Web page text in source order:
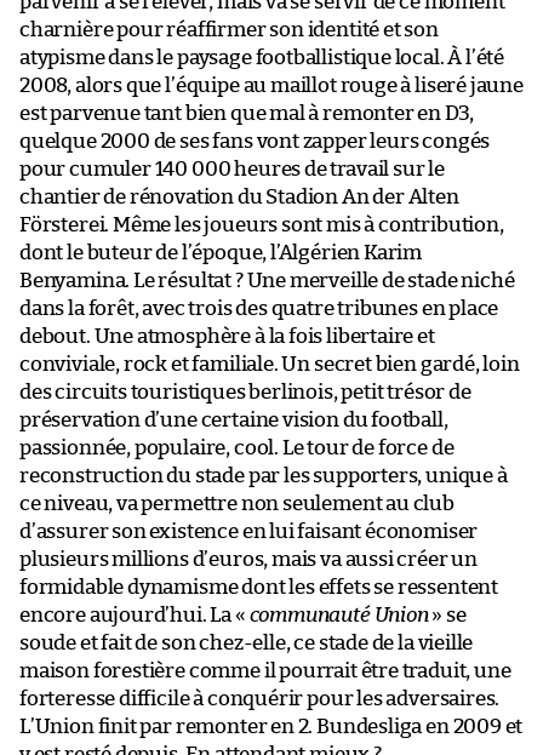
charnière pour réaffirmer son identité et son
atypisme dans le paysage footballistique local. À l’été
2008, alors que l’équipe au maillot rouge à liseré jaune
est parvenue tant bien que mal à remonter en D3,
quelque 2000 de ses fans vont zapper leurs congés
pour cumuler 140 000 heures de travail sur le
chantier de rénovation du Stadion An der Alten
Försterei. Même les joueurs sont mis à contribution,
dont le buteur de l’époque, l’Algérien Karim
Benyamina. Le résultat ? Une merveille de stade niché
dans la forêt, avec trois des quatre tribunes en place
debout. Une atmosphère à la fois libertaire et
conviviale, rock et familiale. Un secret bien gardé, loin
des circuits touristiques berlinois, petit trésor de
préservation d’une certaine vision du football,
passionnée, populaire, cool. Le tour de force de
reconstruction du stade par les supporters, unique à
ce niveau, va permettre non seulement au club
d’assurer son existence en lui faisant économiser
plusieurs millions d’euros, mais va aussi créer un
formidable dynamisme dont les effets se ressentent
encore aujourd’hui. La « communauté Union» se
soude et fait de son chez-elle, ce stade de la vieille
maison forestière comme il pourrait être traduit, une
forteresse difficile à conquérir pour les adversaires.
L’Union finit par remonter en 2. Bundesliga en 2009 et